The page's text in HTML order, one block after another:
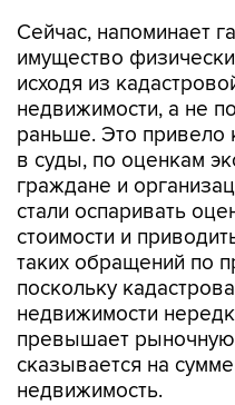
Сейчас, напоминает
имущество
исходя из
недвижимости, а не
раньше. Это привело
в суды, по оценкам
граждане и
стали оспаривать
стоимости и
таких обращений по
поскольку
недвижимости
превышает
сказывается на
недвижимость.